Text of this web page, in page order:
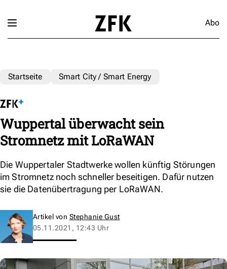
Abo
Startseite Smart City / Smart Energy
Wuppertal überwacht sein
Stromnetz mit LoRaWAN
Die Wuppertaler Stadtwerke wollen künftig Störungen
im Stromnetz noch schneller beseitigen. Dafür nutzen
sie die Datenübertragung per LoRaWAN.
Artikel von Stephanie Gust
05.11.2021, 12:43 Uhr